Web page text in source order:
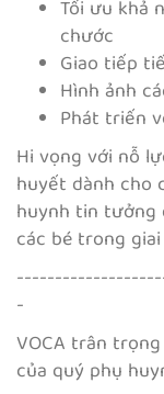
Tối ưu khả
chước
Giao tiếp
Hình ảnh
Phát triến
Hi vọng với nỗ
huyết dành cho
huynh tin tưởng
các bé trong
-
VOCA trân
của quý phụ